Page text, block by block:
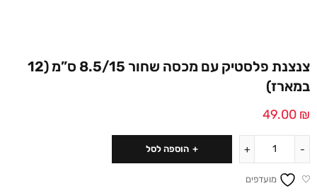
צנצנת פלסטיק עם מכסה שחור 8.5/15 ס”מ (12
במארז)
49.00 ₪
הוספה לסל
מועדפים